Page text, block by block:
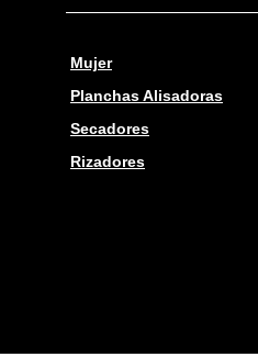
Mujer
Planchas Alisadoras
Secadores
Rizadores